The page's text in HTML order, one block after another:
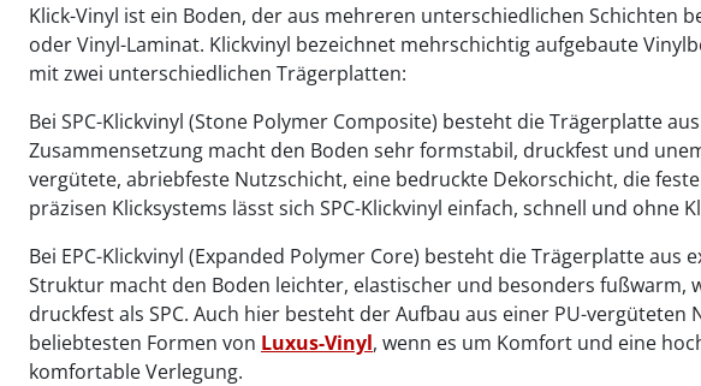
Klick-Vinyl ist ein Boden, der aus mehreren unterschiedlichen Schichten
oder Vinyl-Laminat. Klickvinyl bezeichnet mehrschichtig aufgebaute
mit zwei unterschiedlichen Trägerplatten:
Bei SPC-Klickvinyl (Stone Polymer Composite) besteht die Trägerplatte
Zusammensetzung macht den Boden sehr formstabil, druckfest und
vergütete, abriebfeste Nutzschicht, eine bedruckte Dekorschicht, die
präzisen Klicksystems lässt sich SPC-Klickvinyl einfach, schnell und ohne
Bei EPC-Klickvinyl (Expanded Polymer Core) besteht die Trägerplatte
Struktur macht den Boden leichter, elastischer und besonders fußwarm,
druckfest als SPC. Auch hier besteht der Aufbau aus einer PU-
beliebtesten Formen von Luxus-Vinyl, wenn es um Komfort und eine
komfortable Verlegung.